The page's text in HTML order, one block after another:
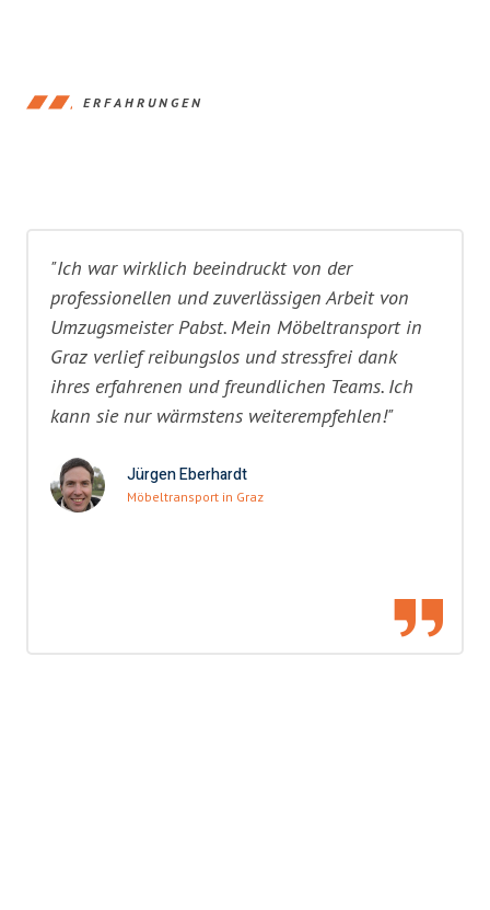
ERFAHRUNGEN
"Ich war wirklich beeindruckt von der
professionellen und zuverlässigen Arbeit von
Umzugsmeister Pabst. Mein Möbeltransport in
Graz verlief reibungslos und stressfrei dank
ihres erfahrenen und freundlichen Teams. Ich
kann sie nur wärmstens weiterempfehlen!"
Jürgen Eberhardt
Möbeltransport in Graz